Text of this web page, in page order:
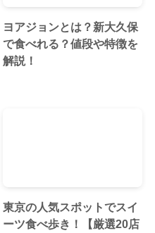
ヨアジョンとは？新大久保
で食べれる？値段や特徴を
解説！
東京の人気スポットでスイ
ーツ食べ歩き！【厳選20店